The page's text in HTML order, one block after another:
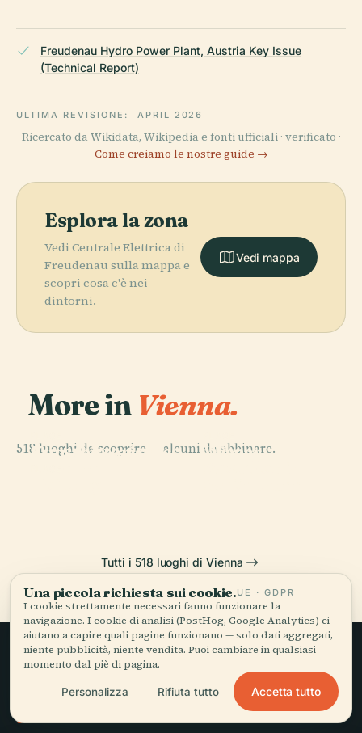
Freudenau Hydro Power Plant, Austria Key Issue
(Technical Report)
ULTIMA REVISIONE: APRIL 2026
Ricercato da Wikidata, Wikipedia e fonti ufficiali · verificato ·
Come creiamo le nostre guide →
Esplora la zona
Vedi Centrale Elettrica di
Freudenau sulla mappa e
scopri cosa c'è nei
dintorni.
Vedi mappa
More in Vienna.
518 luoghi da scoprire — alcuni da abbinare.
Kunsthistorisches
Wiener
PLACE
Tutti i 518 luoghi di Vienna
Viaggio lento,
raccontato bene.
Una piccola richiesta sui cookie.UE · GDPR
I cookie strettamente necessari fanno funzionare la
navigazione. I cookie di analisi (PostHog, Google Analytics) ci
aiutano a capire quali pagine funzionano — solo dati aggregati,
niente pubblicità, niente vendita. Puoi cambiare in qualsiasi
momento dal piè di pagina.
Personalizza Rifiuta tutto Accetta tutto